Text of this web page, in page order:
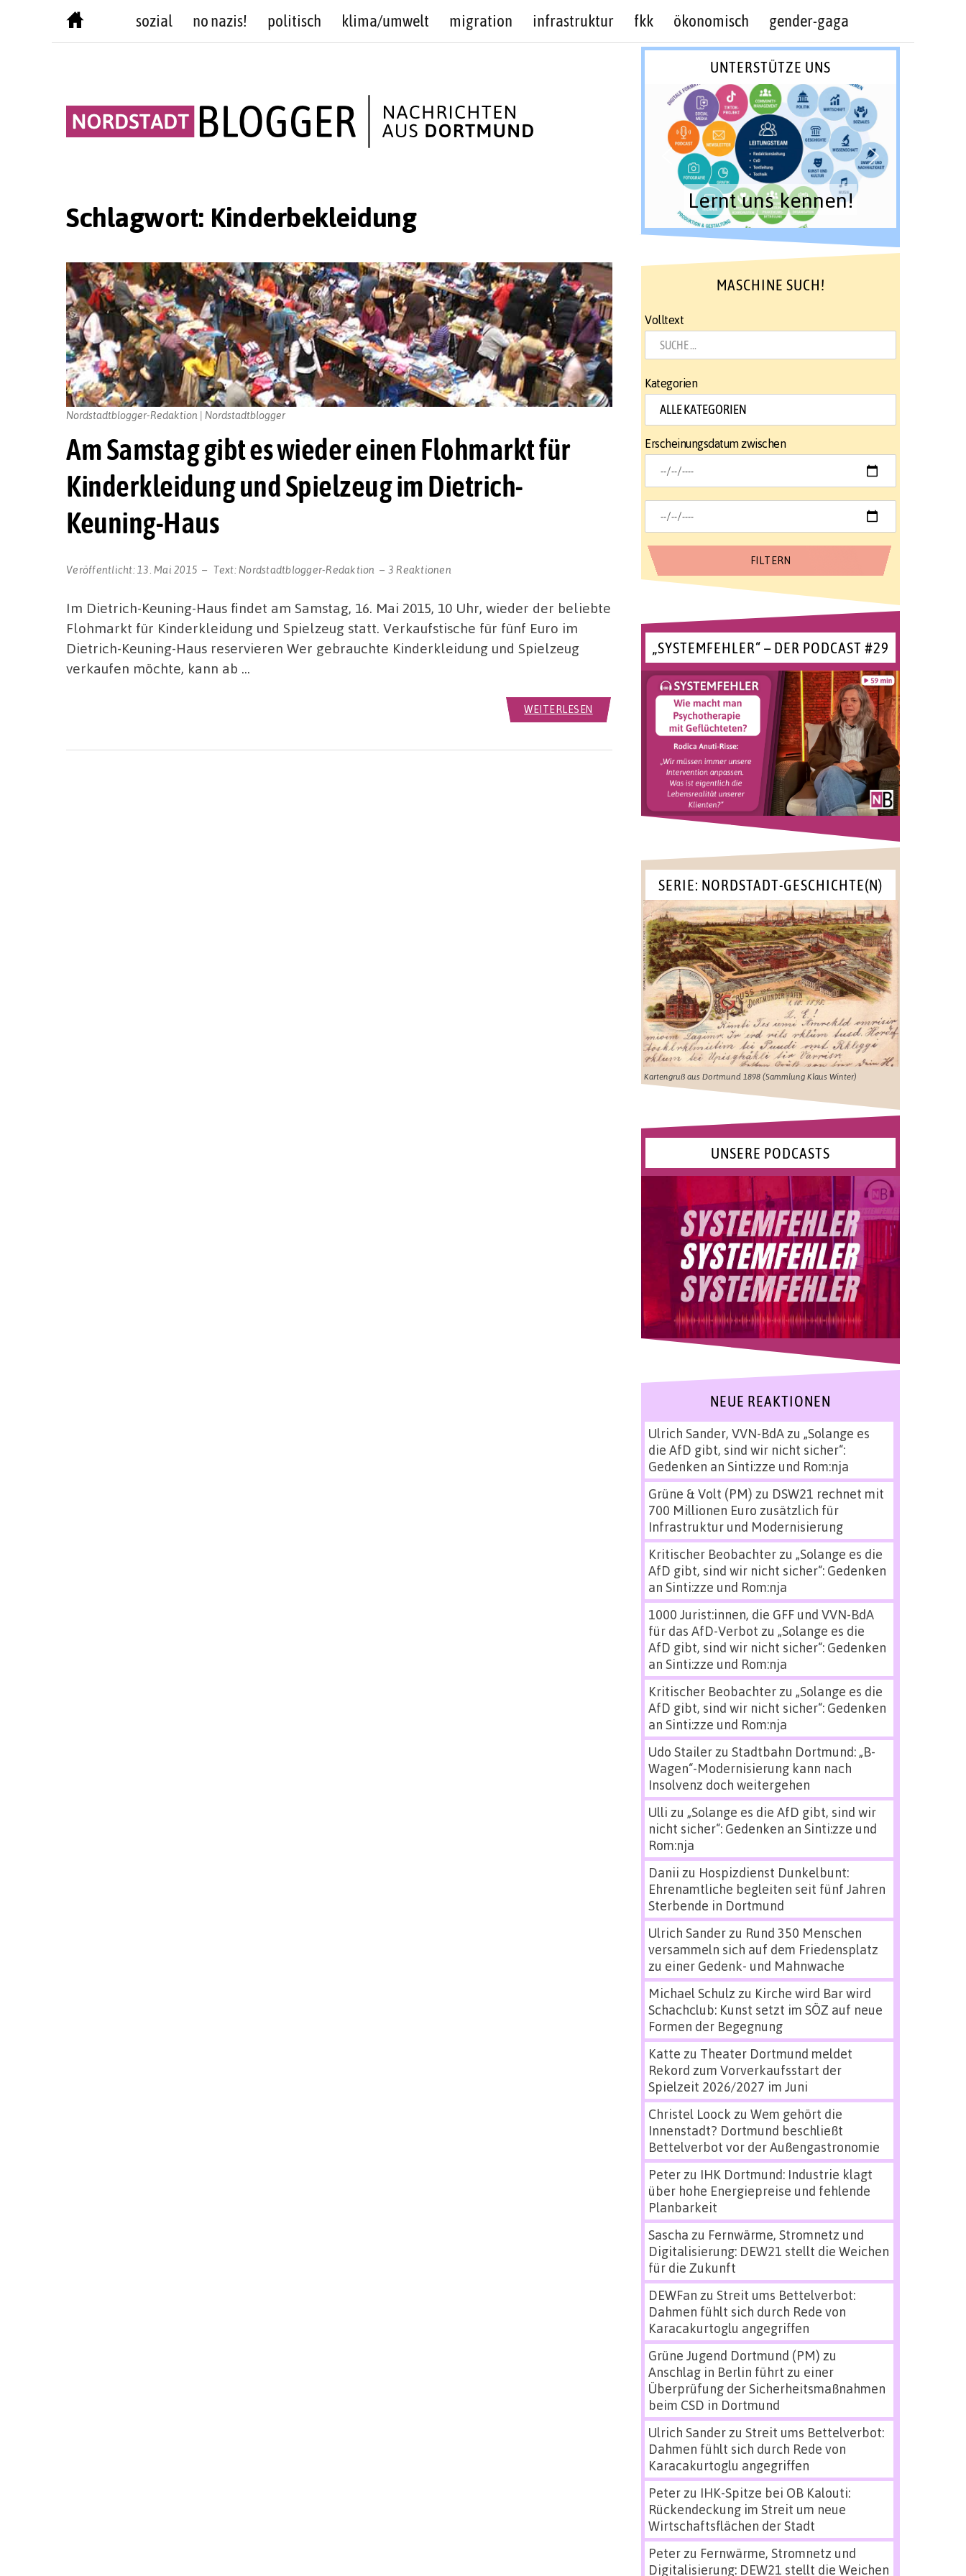
sozial no nazis! politisch klima/umwelt migration infrastruktur fkk ökonomisch gender-gaga
Schlagwort: Kinderbekleidung
Am Samstag gibt es wieder einen Flohmarkt für
Kinderkleidung und Spielzeug im Dietrich-
Keuning-Haus
Veröffentlicht: 13. Mai 2015 Text: Nordstadtblogger-Redaktion 3 Reaktionen
Nordstadtblogger-Redaktion | Nordstadtblogger
Im Dietrich-Keuning-Haus findet am Samstag, 16. Mai 2015, 10 Uhr, wieder der beliebte
Flohmarkt für Kinderkleidung und Spielzeug statt. Verkaufstische für fünf Euro im
Dietrich-Keuning-Haus reservieren Wer gebrauchte Kinderkleidung und Spielzeug
verkaufen möchte, kann ab …
WEITERLESEN
UNTERSTÜTZE UNS
Lernt uns kennen!
MASCHINE SUCH!
Volltext
Kategorien
Erscheinungsdatum zwischen
„SYSTEMFEHLER“ – DER PODCAST #29
SERIE: NORDSTADT-GESCHICHTE(N)
Kartengruß aus Dortmund 1898 (Sammlung Klaus Winter)
UNSERE PODCASTS
NEUE REAKTIONEN
Ulrich Sander, VVN-BdAzu „Solange es
die AfD gibt, sind wir nicht sicher“:
Gedenken an Sinti:zze und Rom:nja
Grüne & Volt (PM) zu DSW21 rechnet mit
700 Millionen Euro zusätzlich für
Infrastruktur und Modernisierung
Kritischer Beobachterzu „Solange es die
AfD gibt, sind wir nicht sicher“: Gedenken
an Sinti:zze und Rom:nja
1000 Jurist:innen, die GFF und VVN-BdA
für das AfD-Verbot zu „Solange es die
AfD gibt, sind wir nicht sicher“: Gedenken
an Sinti:zze und Rom:nja
Kritischer Beobachterzu „Solange es die
AfD gibt, sind wir nicht sicher“: Gedenken
an Sinti:zze und Rom:nja
Udo Stailerzu Stadtbahn Dortmund: „B-
Wagen“-Modernisierung kann nach
Insolvenz doch weitergehen
Ulli zu „Solange es die AfD gibt, sind wir
nicht sicher“: Gedenken an Sinti:zze und
Rom:nja
Danii zu Hospizdienst Dunkelbunt:
Ehrenamtliche begleiten seit fünf Jahren
Sterbende in Dortmund
Ulrich Sanderzu Rund 350 Menschen
versammeln sich auf dem Friedensplatz
zu einer Gedenk- und Mahnwache
Michael Schulz zu Kirche wird Bar wird
Schachclub: Kunst setzt im SÖZ auf neue
Formen der Begegnung
Katte zu Theater Dortmund meldet
Rekord zum Vorverkaufsstart der
Spielzeit 2026/2027 im Juni
Christel Loock zu Wem gehört die
Innenstadt? Dortmund beschließt
Bettelverbot vor der Außengastronomie
Peterzu IHK Dortmund: Industrie klagt
über hohe Energiepreise und fehlende
Planbarkeit
Sascha zu Fernwärme, Stromnetz und
Digitalisierung: DEW21 stellt die Weichen
für die Zukunft
DEWFan zu Streit ums Bettelverbot:
Dahmen fühlt sich durch Rede von
Karacakurtoglu angegriffen
Grüne Jugend Dortmund (PM) zu
Anschlag in Berlin führt zu einer
Überprüfung der Sicherheitsmaßnahmen
beim CSD in Dortmund
Ulrich Sanderzu Streit ums Bettelverbot:
Dahmen fühlt sich durch Rede von
Karacakurtoglu angegriffen
Peterzu IHK-Spitze bei OB Kalouti:
Rückendeckung im Streit um neue
Wirtschaftsflächen der Stadt
Peterzu Fernwärme, Stromnetz und
Digitalisierung: DEW21 stellt die Weichen